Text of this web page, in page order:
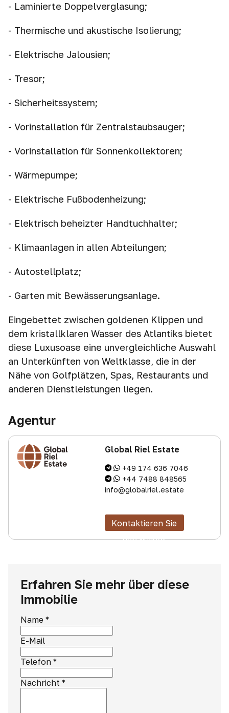
- Laminierte Doppelverglasung;
- Thermische und akustische Isolierung;
- Elektrische Jalousien;
- Tresor;
- Sicherheitssystem;
- Vorinstallation für Zentralstaubsauger;
- Vorinstallation für Sonnenkollektoren;
- Wärmepumpe;
- Elektrische Fußbodenheizung;
- Elektrisch beheizter Handtuchhalter;
- Klimaanlagen in allen Abteilungen;
- Autostellplatz;
- Garten mit Bewässerungsanlage.
Eingebettet zwischen goldenen Klippen und
dem kristallklaren Wasser des Atlantiks bietet
diese Luxusoase eine unvergleichliche Auswahl
an Unterkünften von Weltklasse, die in der
Nähe von Golfplätzen, Spas, Restaurants und
anderen Dienstleistungen liegen.
Agentur
Global Riel Estate
+49 174 636 7046
+44 7488 848565
info@globalriel.estate
Kontaktieren Sie
den Makler
Erfahren Sie mehr über diese
Immobilie
Name *
E-Mail
Telefon *
Nachricht *